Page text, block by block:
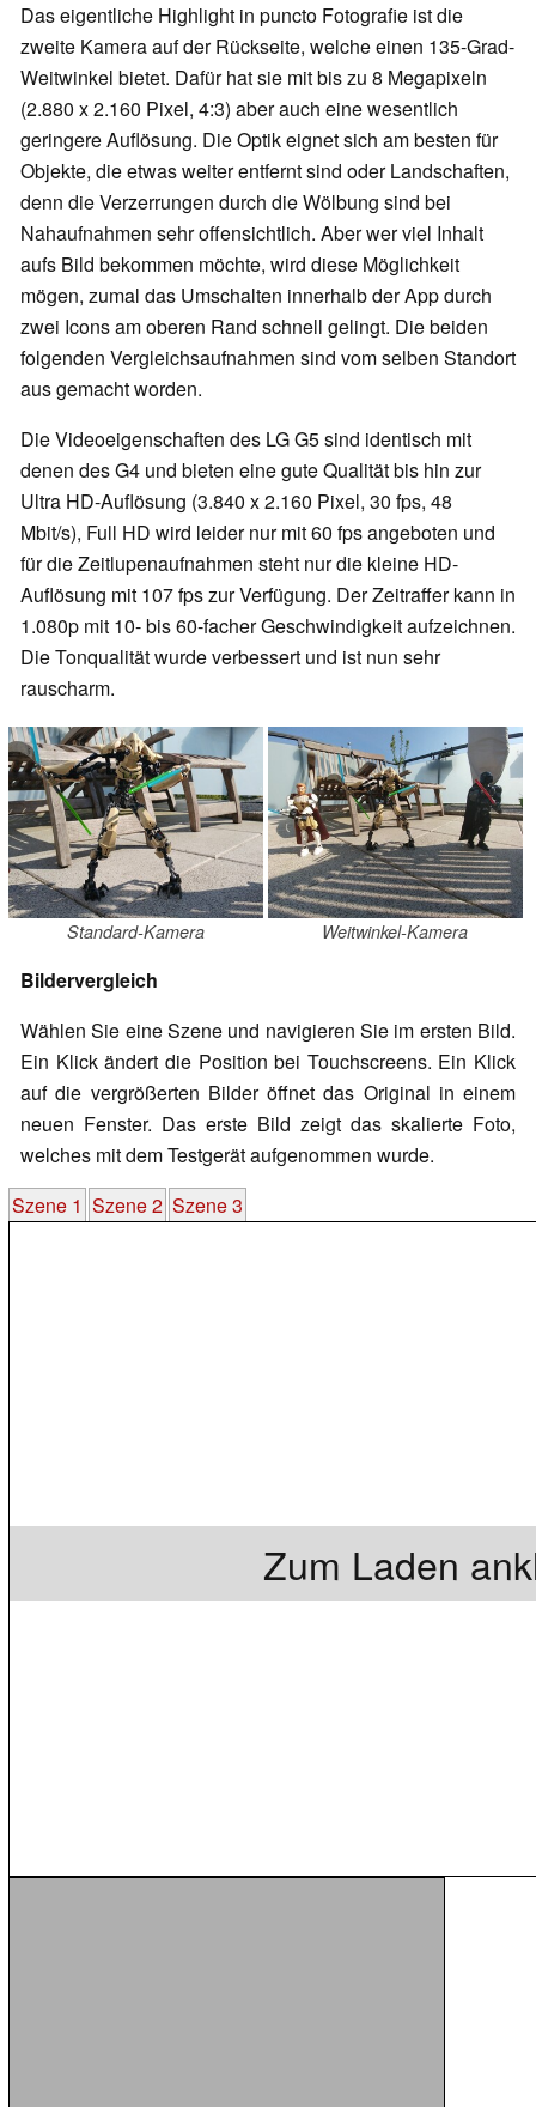
Das eigentliche Highlight in puncto Fotografie ist die
zweite Kamera auf der Rückseite, welche einen 135-Grad-
Weitwinkel bietet. Dafür hat sie mit bis zu 8 Megapixeln
(2.880 x 2.160 Pixel, 4:3) aber auch eine wesentlich
geringere Auflösung. Die Optik eignet sich am besten für
Objekte, die etwas weiter entfernt sind oder Landschaften,
denn die Verzerrungen durch die Wölbung sind bei
Nahaufnahmen sehr offensichtlich. Aber wer viel Inhalt
aufs Bild bekommen möchte, wird diese Möglichkeit
mögen, zumal das Umschalten innerhalb der App durch
zwei Icons am oberen Rand schnell gelingt. Die beiden
folgenden Vergleichsaufnahmen sind vom selben Standort
aus gemacht worden.
Die Videoeigenschaften des LG G5 sind identisch mit
denen des G4 und bieten eine gute Qualität bis hin zur
Ultra HD-Auflösung (3.840 x 2.160 Pixel, 30 fps, 48
Mbit/s), Full HD wird leider nur mit 60 fps angeboten und
für die Zeitlupenaufnahmen steht nur die kleine HD-
Auflösung mit 107 fps zur Verfügung. Der Zeitraffer kann in
1.080p mit 10- bis 60-facher Geschwindigkeit aufzeichnen.
Die Tonqualität wurde verbessert und ist nun sehr
rauscharm.
Standard-Kamera Weitwinkel-Kamera
Bildervergleich
Wählen Sie eine Szene und navigieren Sie im ersten Bild.
Ein Klick ändert die Position bei Touchscreens. Ein Klick
auf die vergrößerten Bilder öffnet das Original in einem
neuen Fenster. Das erste Bild zeigt das skalierte Foto,
welches mit dem Testgerät aufgenommen wurde.
Szene 1 Szene 2 Szene 3
Zum Laden